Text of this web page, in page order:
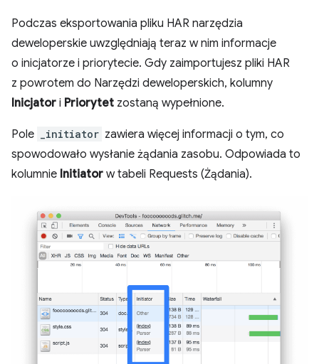
Podczas eksportowania pliku HAR narzędzia
deweloperskie uwzględniają teraz w nim informacje
o inicjatorze i priorytecie. Gdy zaimportujesz pliki HAR
z powrotem do Narzędzi deweloperskich, kolumny
Inicjator i Priorytet zostaną wypełnione.
Pole _initiator zawiera więcej informacji o tym, co
spowodowało wysłanie żądania zasobu. Odpowiada to
kolumnie Initiator w tabeli Requests (Żądania).